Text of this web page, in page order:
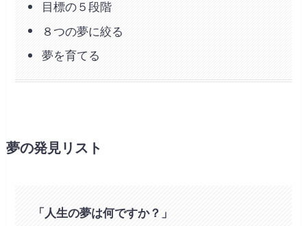
目標の５段階
８つの夢に絞る
夢を育てる
夢の発見リスト
「人生の夢は何ですか？」